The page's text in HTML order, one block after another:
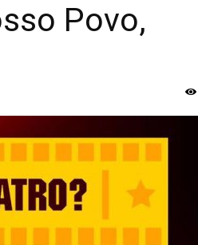
de
Piritiba
Povo,